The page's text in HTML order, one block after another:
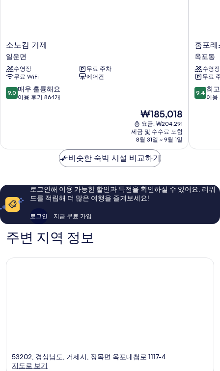
소
노
캄
거
제
일
운
소노캄 거제
일운면
수영장
무료 주차
무료 WiFi
에어컨
10
점
매
해
이
용
864
9.0 매우 훌륭해요
이용 후기 864개
현
재
요
금
₩185,018
₩185,018
총 요금: ₩204,291
세금 및 수수료 포함
8월 31일 ~ 9월 1일
홈
포
레
스
트
리
조
동
홈포
옥포동
수영장
무료
10
점
최
이
용
9.4 최
이용
비슷한 숙박 시설 비교하기
로그인해 이용 가능한 할인과 특전을 확인하실 수 있어요. 리워
드를 적립해 더 많은 여행을 즐겨보세요!
로그인 지금 무료 가입
주변 지역 정보
53202, 경상남도, 거제시, 장목면 옥포대첩로 1117-4
지도로 보기